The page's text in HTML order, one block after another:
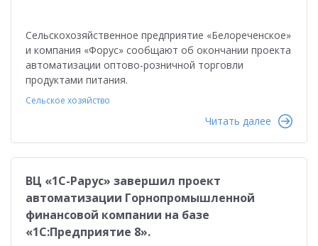
Сельскохозяйственное предприятие «Белореченское»
и компания «Форус» сообщают об окончании проекта
автоматизации оптово-розничной торговли
продуктами питания.
Сельское хозяйство
Читать далее
ВЦ «1С-Рарус» завершил проект
автоматизации Горнопромышленной
финансовой компании на базе
«1С:Предприятие 8».